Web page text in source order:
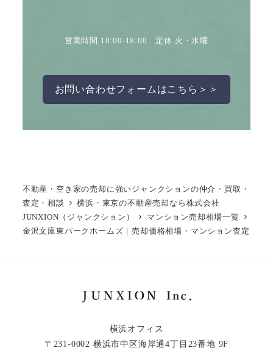
営業時間 10:00-18:00 定休 火・水曜
お問い合わせフォームはこちら＞＞
不動産・空き家の売却に強いジャンクションの仲介・買取・
査定・相談
横浜・東京の不動産売却なら株式会社
JUNXION（ジャンクション）
マンション売却相場一覧
金沢文庫東パークホームズ｜売却価格相場・マンション査定
横浜オフィス
〒231-0002 横浜市中区海岸通4丁目23番地 9F